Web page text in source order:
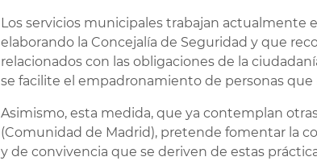
Los servicios municipales trabajan actualmente
elaborando la Concejalía de Seguridad y que
relacionados con las obligaciones de la
se facilite el empadronamiento de personas
Asimismo, esta medida, que ya contemplan
(Comunidad de Madrid), pretende fomentar la
y de convivencia que se deriven de estas